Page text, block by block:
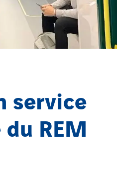
service
REM